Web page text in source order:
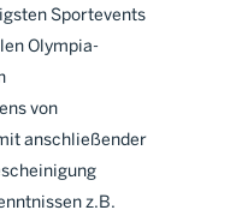
Sportevents
Olympia-
von
anschließender
z.B.